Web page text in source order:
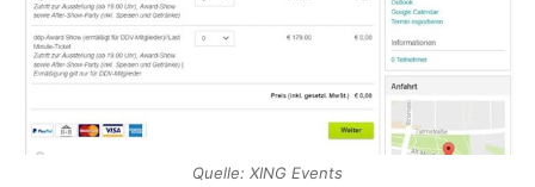
Quelle: XING Events